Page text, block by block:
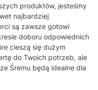
produktów, jesteśmy
najbardziej
są zawsze gotowi
doboru odpowiednich
cieszą się dużym
do Twoich potrzeb, ale
Śremu będą idealne dla